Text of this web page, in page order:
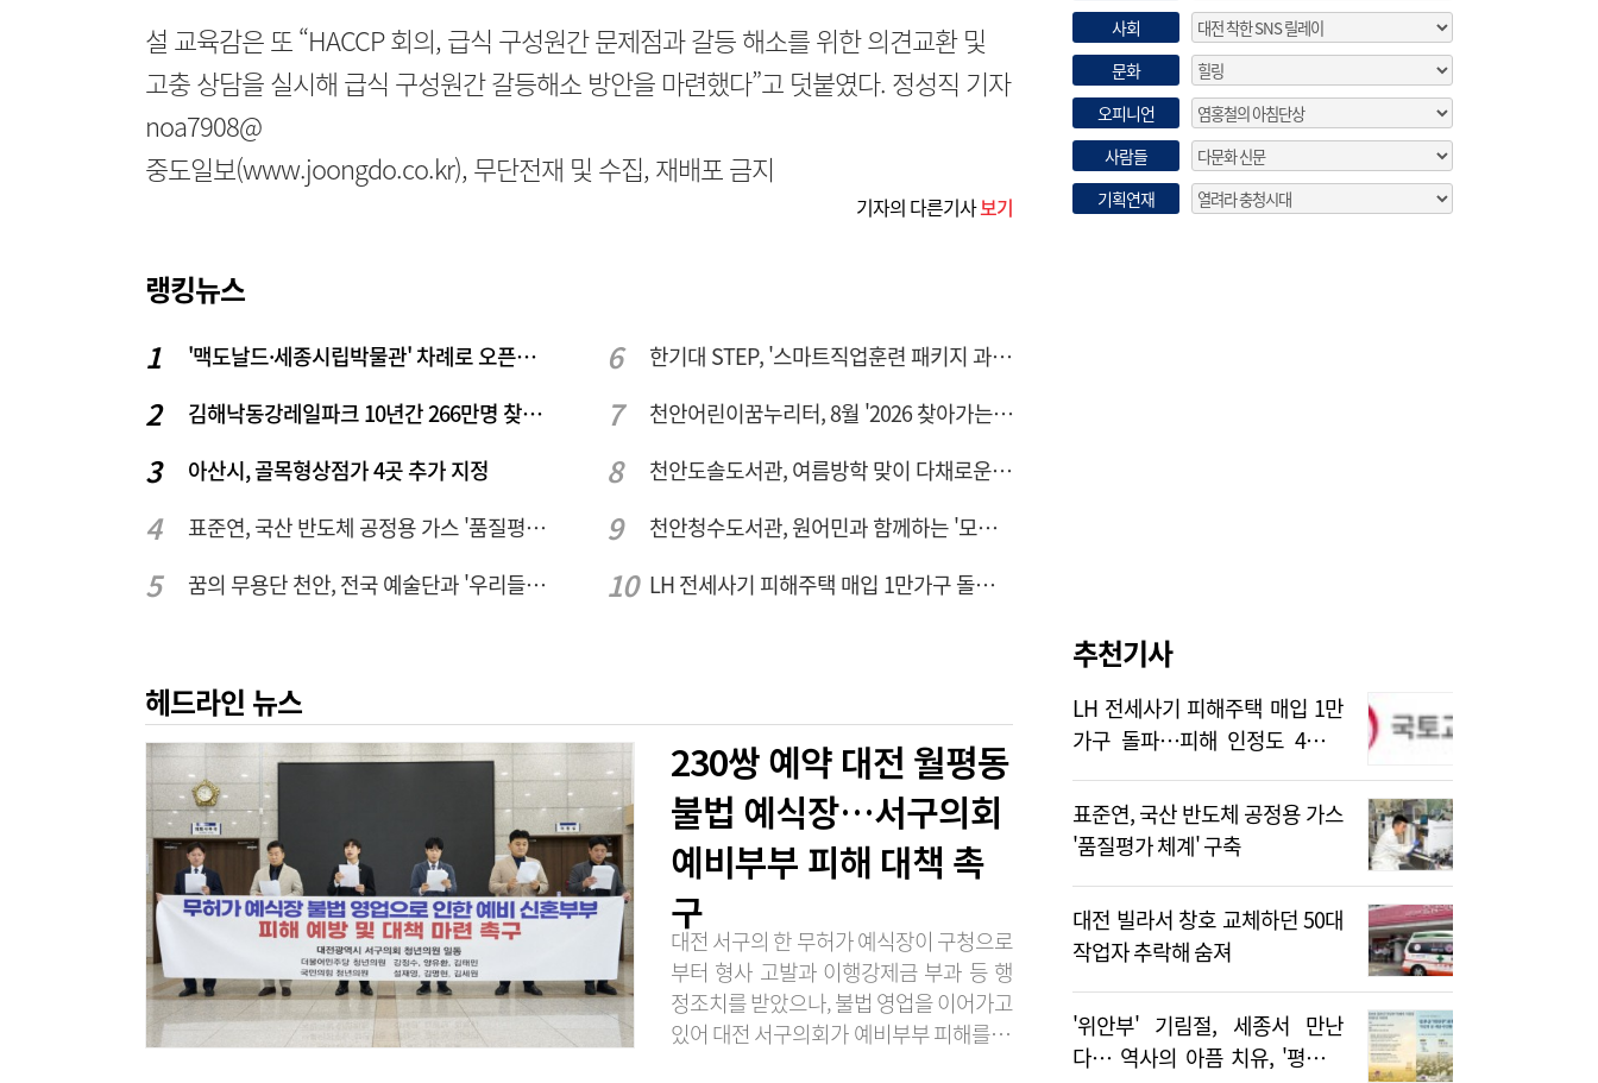
설 교육감은 또 “HACCP 회의, 급식 구성원간 문제점과 갈등 해소를 위한 의견교환 및
고충 상담을 실시해 급식 구성원간 갈등해소 방안을 마련했다”고 덧붙였다. 정성직 기자
noa7908@
중도일보(www.joongdo.co.kr), 무단전재 및 수집, 재배포 금지
기자의 다른기사보기
랭킹뉴스
'맥도날드·세종시립박물관' 차례로 오픈… 고운동 정주여건 좋아진다
김해낙동강레일파크 10년간 266만명 찾았다
아산시, 골목형상점가 4곳 추가 지정
표준연, 국산 반도체 공정용 가스 '품질평가 체계' 구축
꿈의 무용단 천안, 전국 예술단과 '우리들의 하모니' 선보여
한기대 STEP, '스마트직업훈련 패키지 과정 3기' 모집
천안어린이꿈누리터, 8월 '2026 찾아가는 팝업놀이터' 운영
천안도솔도서관, 여름방학 맞이 다채로운 독서문화 프로그램 운영
천안청수도서관, 원어민과 함께하는 '모든 영어 모든 독서' 운영
LH 전세사기 피해주택 매입 1만가구 돌파…피해 인정도 4만건 넘어
헤드라인 뉴스
230쌍 예약 대전 월평동
불법 예식장…서구의회
예비부부 피해 대책 촉
구
대전 서구의 한 무허가 예식장이 구청으로
부터 형사 고발과 이행강제금 부과 등 행
정조치를 받았으나, 불법 영업을 이어가고
있어 대전 서구의회가 예비부부 피해를 막
사회
문화
오피니언
사람들
기획연재
추천기사
LH 전세사기 피해주택 매입 1만
가구 돌파…피해 인정도 4만건
넘어
표준연, 국산 반도체 공정용 가스
'품질평가 체계' 구축
대전 빌라서 창호 교체하던 50대
작업자 추락해 숨져
'위안부' 기림절, 세종서 만난
다… 역사의 아픔 치유, '평화의